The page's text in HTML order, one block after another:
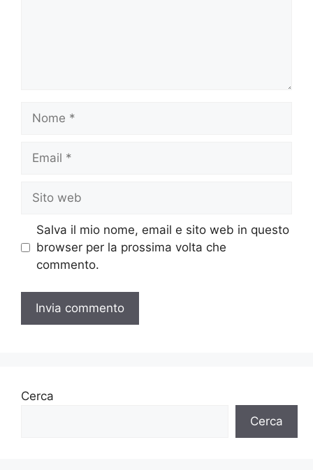
Nome
Email
Sito
web
Salva il mio nome, email e sito web in questo
browser per la prossima volta che
commento.
Cerca
Cerca